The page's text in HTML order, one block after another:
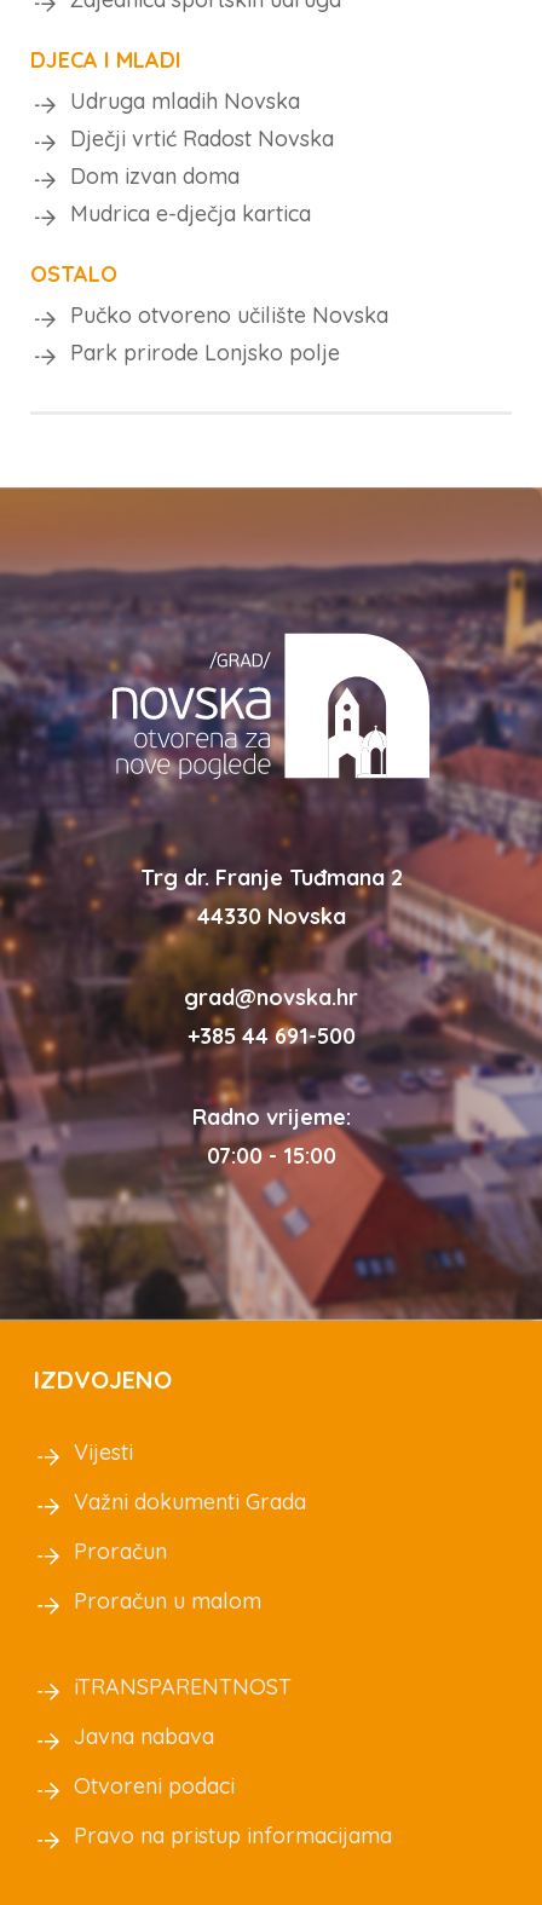
DJECA I MLADI
Udruga mladih Novska
Dječji vrtić Radost Novska
Dom izvan doma
Mudrica e-dječja kartica
OSTALO
Pučko otvoreno učilište Novska
Park prirode Lonjsko polje
Trg dr. Franje Tuđmana 2
44330 Novska
grad@novska.hr
+385 44 691-500
Radno vrijeme:
07:00 - 15:00
IZDVOJENO
Vijesti
Važni dokumenti Grada
Proračun
Proračun u malom
iTRANSPARENTNOST
Javna nabava
Otvoreni podaci
Pravo na pristup informacijama